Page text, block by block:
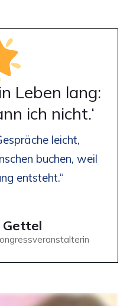
Leben lang:
ich nicht.‘
leicht,
buchen, weil
entsteht.“
Gettel